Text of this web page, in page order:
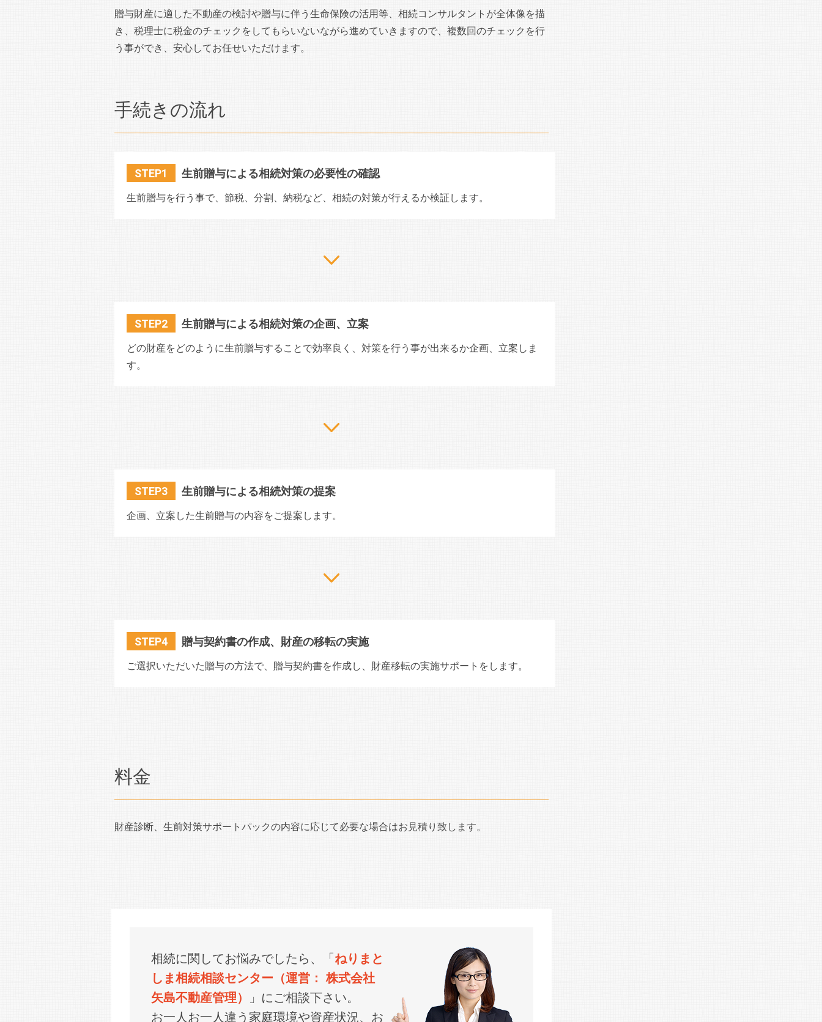
贈与財産に適した不動産の検討や贈与に伴う生命保険の活用等、相続コンサルタントが全体像を描
き、税理士に税金のチェックをしてもらいないながら進めていきますので、複数回のチェックを行
う事ができ、安心してお任せいただけます。
手続きの流れ
STEP1 生前贈与による相続対策の必要性の確認
生前贈与を行う事で、節税、分割、納税など、相続の対策が行えるか検証します。
STEP2 生前贈与による相続対策の企画、立案
どの財産をどのように生前贈与することで効率良く、対策を行う事が出来るか企画、立案しま
す。
STEP3 生前贈与による相続対策の提案
企画、立案した生前贈与の内容をご提案します。
STEP4 贈与契約書の作成、財産の移転の実施
ご選択いただいた贈与の方法で、贈与契約書を作成し、財産移転の実施サポートをします。
料金
財産診断、生前対策サポートパックの内容に応じて必要な場合はお見積り致します。
相続に関してお悩みでしたら、「 ねりまと
しま相続相談センター（運営： 株式会社
矢島不動産管理）
」にご相談下さい。
お一人お一人違う家庭環境や資産状況、お